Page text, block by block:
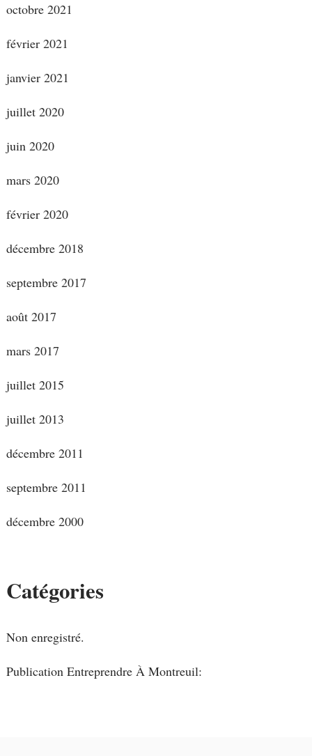
octobre 2021
février 2021
janvier 2021
juillet 2020
juin 2020
mars 2020
février 2020
décembre 2018
septembre 2017
août 2017
mars 2017
juillet 2015
juillet 2013
décembre 2011
septembre 2011
décembre 2000
Catégories
Non enregistré.
Publication Entreprendre À Montreuil: